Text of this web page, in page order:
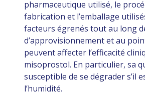
pharmaceutique utilisé, le
fabrication et l’emballage
facteurs égrenés tout au long
d’approvisionnement et au
peuvent affecter l’efficacité
misoprostol. En particulier, sa
susceptible de se dégrader s’il
l’humidité.